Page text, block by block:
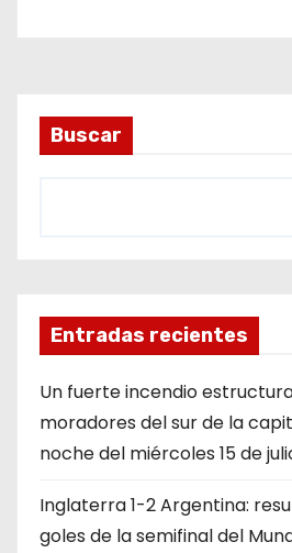
Buscar
Entradas recientes
Un fuerte incendio
moradores del sur de la
noche del miércoles 15 de
Inglaterra 1-2 Argentina:
goles de la semifinal del